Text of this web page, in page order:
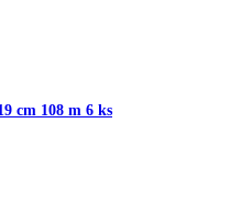
cm 108 m 6 ks